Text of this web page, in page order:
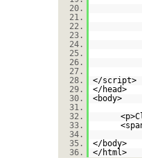
20.
21.
22.
23.
24.
25.
26.
27.
28.
</script>
29.
</head>
30.
<body>
31.
32.
33.
34.
35.
</body>
36.
</html>